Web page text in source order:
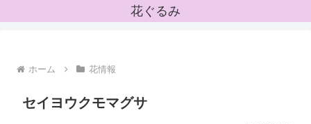
花ぐるみ
ホーム 花情報
セイヨウクモマグサ